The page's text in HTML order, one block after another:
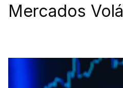
Mercados